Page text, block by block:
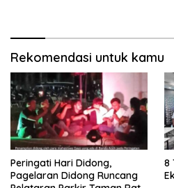
Rekomendasi untuk kamu
Peringati Hari Didong,
Pagelaran Didong Runcang
8